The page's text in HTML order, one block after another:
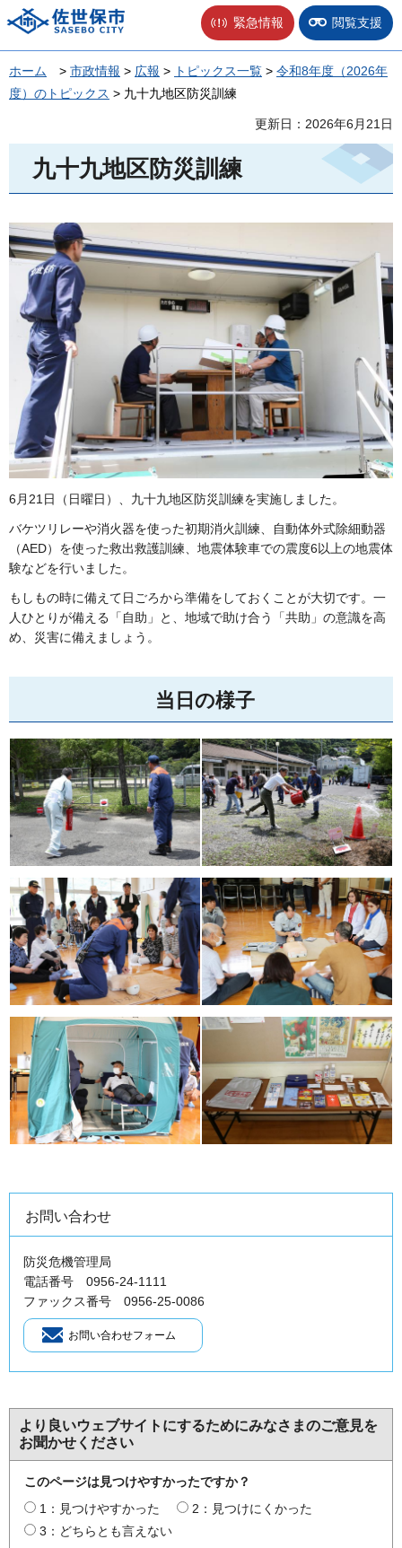
佐世保市 緊急情報 閲覧支援
ホーム > 市政情報 > 広報 > トピックス一覧 > 令和8年度（2026年
度）のトピックス > 九十九地区防災訓練
更新日：2026年6月21日
九十九地区防災訓練
6月21日（日曜日）、九十九地区防災訓練を実施しました。
バケツリレーや消火器を使った初期消火訓練、自動体外式除細動器
（AED）を使った救出救護訓練、地震体験車での震度6以上の地震体
験などを行いました。
もしもの時に備えて日ごろから準備をしておくことが大切です。一
人ひとりが備える「自助」と、地域で助け合う「共助」の意識を高
め、災害に備えましょう。
当日の様子
お問い合わせ
防災危機管理局
電話番号 0956-24-1111
ファックス番号 0956-25-0086
より良いウェブサイトにするためにみなさまのご意見を
お聞かせください
このページは見つけやすかったですか？
1：見つけやすかった
2：見つけにくかった
3：どちらとも言えない